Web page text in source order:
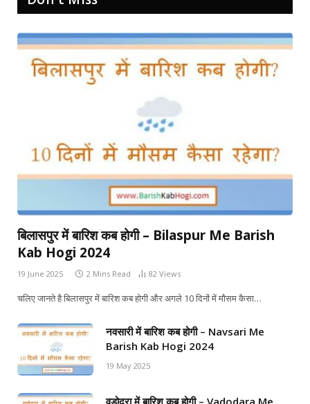
बिलासपुर में बारिश कब होगी – Bilaspur Me Barish
Kab Hogi 2024
19 June 2025 2 Mins Read 82 Views
चलिए जानते है बिलासपुर में बारिश कब होगी और अगले 10 दिनों में मौसम कैसा…
नवसारी में बारिश कब होगी – Navsari Me
Barish Kab Hogi 2024
19 May 2025
वडोदरा में बारिश कब होगी – Vadodara Me